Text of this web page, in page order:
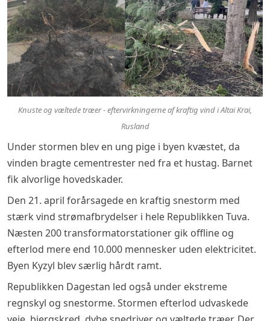
Knuste og væltede træer - eftervirkningerne af kraftig vind i Altai Krai,
Rusland
Under stormen blev en ung pige i byen kvæstet, da
vinden bragte cementrester ned fra et hustag. Barnet
fik alvorlige hovedskader.
Den 21. april forårsagede en kraftig snestorm med
stærk vind strømafbrydelser i hele Republikken Tuva.
Næsten 200 transformatorstationer gik offline og
efterlod mere end 10.000 mennesker uden elektricitet.
Byen Kyzyl blev særlig hårdt ramt.
Republikken Dagestan led også under ekstreme
regnskyl og snestorme. Stormen efterlod udvaskede